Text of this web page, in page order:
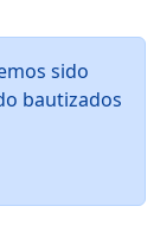
sido
bautizados